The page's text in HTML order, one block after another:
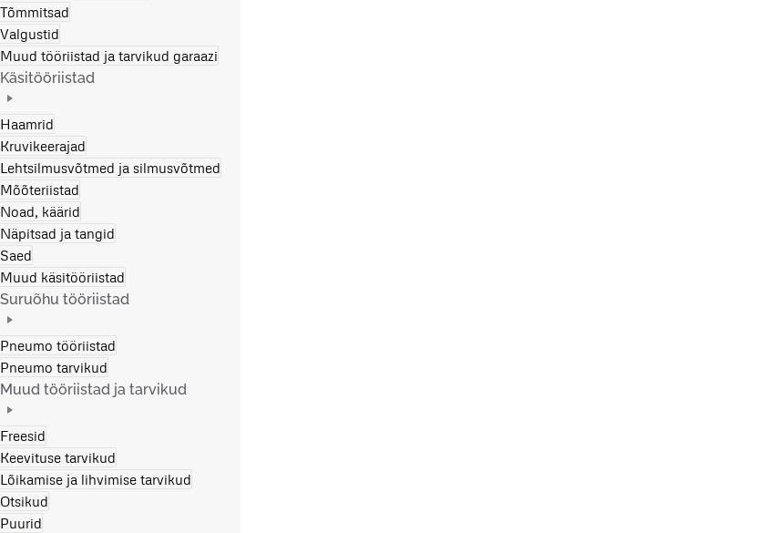
Tõmmitsad
Valgustid
Muud tööriistad ja tarvikud garaazi
Käsitööriistad
Haamrid
Kruvikeerajad
Lehtsilmusvõtmed ja silmusvõtmed
Mõõteriistad
Noad, käärid
Näpitsad ja tangid
Saed
Muud käsitööriistad
Suruõhu tööriistad
Pneumo tööriistad
Pneumo tarvikud
Muud tööriistad ja tarvikud
Freesid
Keevituse tarvikud
Lõikamise ja lihvimise tarvikud
Otsikud
Puurid